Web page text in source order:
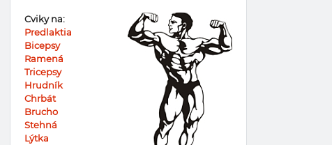
Cviky na:
Predlaktia
Bicepsy
Ramená
Tricepsy
Hrudník
Chrbát
Brucho
Stehná
Lýtka